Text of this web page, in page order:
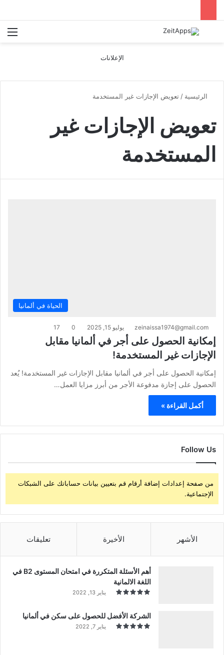
بحث عن
الإعلانات
الرئيسية / تعويض الإجازات غير المستخدمة
تعويض الإجازات غير
المستخدمة
الحياة في ألمانيا
zeinaissa1974@gmail.com يوليو 15, 2025 0
17
إمكانية الحصول على أجر في ألمانيا مقابل
الإجازات غير المستخدمة!
إمكانية الحصول على أجر في ألمانيا مقابل الإجازات غير المستخدمة! يُعد
الحصول على إجازة مدفوعة الأجر من أبرز مزايا العمل…
أكمل القراءة »
Follow Us
من صفحة إعدادات إضافة أرقام قم بتعيين بيانات حساباتك على الشبكات
الإجتماعية.
الأشهر الأخيرة تعليقات
أهم الأسئلة المتكررة في امتحان المستوى B2 في
اللغة الالمانية
يناير 13, 2022
الشركة الأفضل للحصول على سكن في ألمانيا
يناير 7, 2022